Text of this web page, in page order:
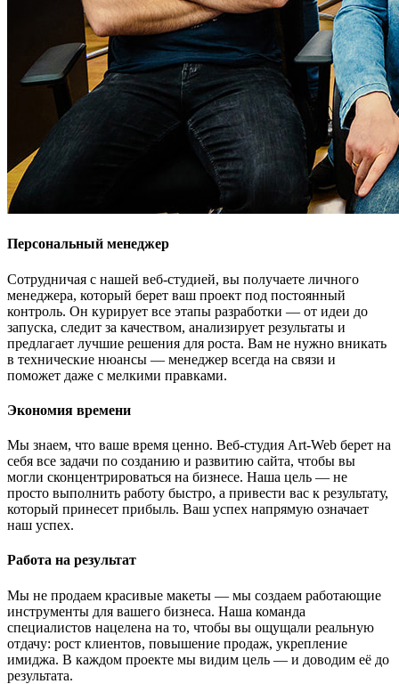
Персональный менеджер
Сотрудничая с нашей веб-студией, вы получаете личного
менеджера, который берет ваш проект под постоянный
контроль. Он курирует все этапы разработки — от идеи до
запуска, следит за качеством, анализирует результаты и
предлагает лучшие решения для роста. Вам не нужно вникать
в технические нюансы — менеджер всегда на связи и
поможет даже с мелкими правками.
Экономия времени
Мы знаем, что ваше время ценно. Веб-студия Art-Web берет на
себя все задачи по созданию и развитию сайта, чтобы вы
могли сконцентрироваться на бизнесе. Наша цель — не
просто выполнить работу быстро, а привести вас к результату,
который принесет прибыль. Ваш успех напрямую означает
наш успех.
Работа на результат
Мы не продаем красивые макеты — мы создаем работающие
инструменты для вашего бизнеса. Наша команда
специалистов нацелена на то, чтобы вы ощущали реальную
отдачу: рост клиентов, повышение продаж, укрепление
имиджа. В каждом проекте мы видим цель — и доводим её до
результата.